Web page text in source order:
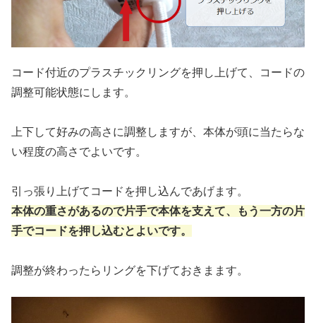
コード付近のプラスチックリングを押し上げて、コードの
調整可能状態にします。
上下して好みの高さに調整しますが、本体が頭に当たらな
い程度の高さでよいです。
引っ張り上げてコードを押し込んであげます。
本体の重さがあるので片手で本体を支えて、もう一方の片
手でコードを押し込むとよいです。
調整が終わったらリングを下げておきまます。